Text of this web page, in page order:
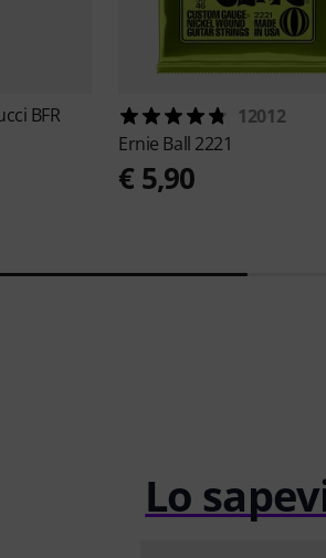
BFR
12012
Ernie Ball 2221
€ 5,90
Lo